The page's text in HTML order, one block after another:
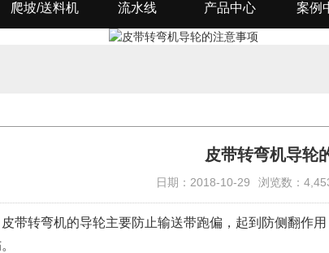
爬坡/送料机 流水线 产品中心 案例
皮带转弯机导轮
日期：2018-10-29 浏览数：
转弯机的导轮主要防止输送带跑偏，起到防侧翻作用